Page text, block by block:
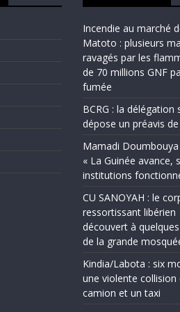
Incendie au marché
Matoto : plusieurs
ravagés par les
de 70 millions GNF
fumée
BCRG : la délégation
dépose un préavis
Mamadi Doumbouya
« La Guinée avance,
institutions
CU SANOYAH : le
ressortissant libérien
découvert à
de la grande
Kindia/Labota : six
une violente collision
camion et un taxi